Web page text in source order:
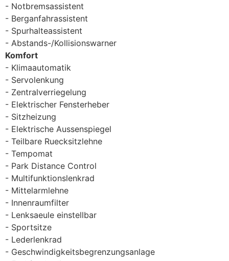
Notbremsassistent
Berganfahrassistent
Spurhalteassistent
Abstands-/Kollisionswarner
Komfort
Klimaautomatik
Servolenkung
Zentralverriegelung
Elektrischer Fensterheber
Sitzheizung
Elektrische Aussenspiegel
Teilbare Ruecksitzlehne
Tempomat
Park Distance Control
Multifunktionslenkrad
Mittelarmlehne
Innenraumfilter
Lenksaeule einstellbar
Sportsitze
Lederlenkrad
Geschwindigkeitsbegrenzungsanlage